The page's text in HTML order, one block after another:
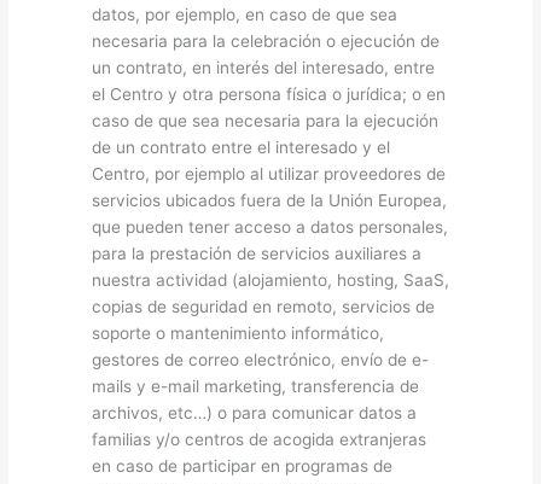
datos, por ejemplo, en caso de que sea
necesaria para la celebración o ejecución de
un contrato, en interés del interesado, entre
el Centro y otra persona física o jurídica; o en
caso de que sea necesaria para la ejecución
de un contrato entre el interesado y el
Centro, por ejemplo al utilizar proveedores de
servicios ubicados fuera de la Unión Europea,
que pueden tener acceso a datos personales,
para la prestación de servicios auxiliares a
nuestra actividad (alojamiento, hosting, SaaS,
copias de seguridad en remoto, servicios de
soporte o mantenimiento informático,
gestores de correo electrónico, envío de e-
mails y e-mail marketing, transferencia de
archivos, etc…) o para comunicar datos a
familias y/o centros de acogida extranjeras
en caso de participar en programas de